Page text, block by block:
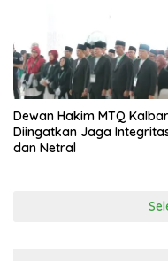
Dewan Hakim MTQ Kalbar
Diingatkan Jaga
dan Netral